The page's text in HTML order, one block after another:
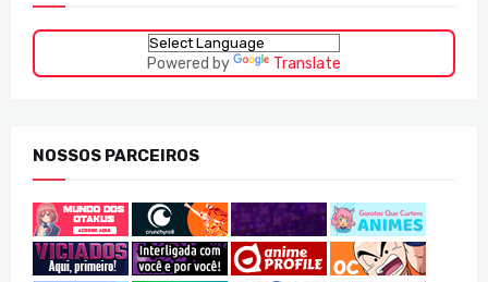
Powered by Translate
NOSSOS PARCEIROS